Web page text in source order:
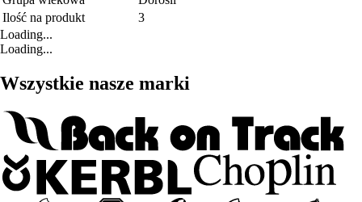
Ilość na produkt
3
Loading...
Loading...
Wszystkie nasze marki